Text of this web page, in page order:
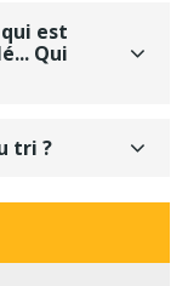
est
Qui
tri ?